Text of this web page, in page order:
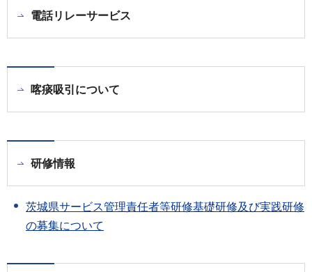
電話リレーサービス
喀痰吸引について
研修情報
茨城県サービス管理責任者等研修基礎研修及び実践研修
の募集について